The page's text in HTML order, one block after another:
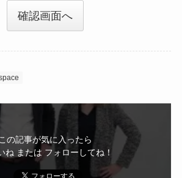
確認画面へ
の記事が気に入ったら
ね または フォローしてね！